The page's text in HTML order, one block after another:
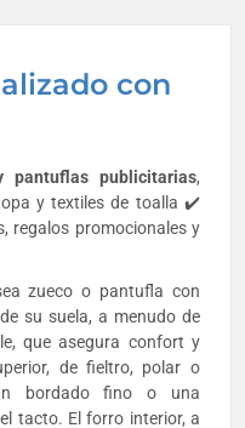
con
pantuflas publicitarias,
y textiles de toalla ✔️
regalos promocionales y
zueco o pantufla con
su suela, a menudo de
que asegura confort y
de fieltro, polar o
bordado fino o una
tacto. El forro interior, a